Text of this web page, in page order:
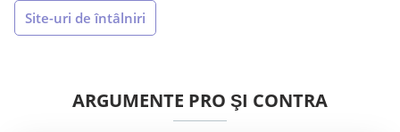
Site-uri de întâlniri
ARGUMENTE PRO ŞI CONTRA